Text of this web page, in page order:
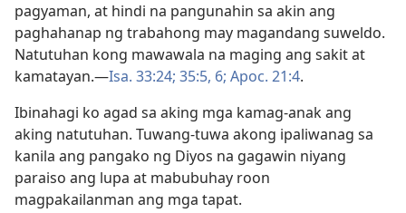
pagyaman, at hindi na pangunahin sa akin ang
paghahanap ng trabahong may magandang suweldo.
Natutuhan kong mawawala na maging ang sakit at
kamatayan.​—Isa. 33:24; 35:5, 6; Apoc. 21:4.
Ibinahagi ko agad sa aking mga kamag-anak ang
aking natutuhan. Tuwang-tuwa akong ipaliwanag sa
kanila ang pangako ng Diyos na gagawin niyang
paraiso ang lupa at mabubuhay roon
magpakailanman ang mga tapat.